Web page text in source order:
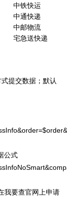
中铁快运
中通快递
中邮物流
宅急送快递
提交数据；默认
公式
我要查官网上申请